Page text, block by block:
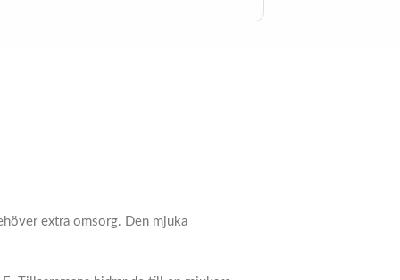
extra omsorg. Den mjuka